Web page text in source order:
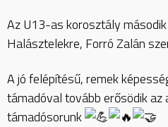
Az U13-as korosztály
Halásztelekre, Forró Zalán
A jófelépítésű, remek
támadóval tovább erősödik az
támadósorunk